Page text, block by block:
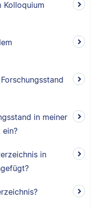
Kolloquium
in meiner
ein?
in